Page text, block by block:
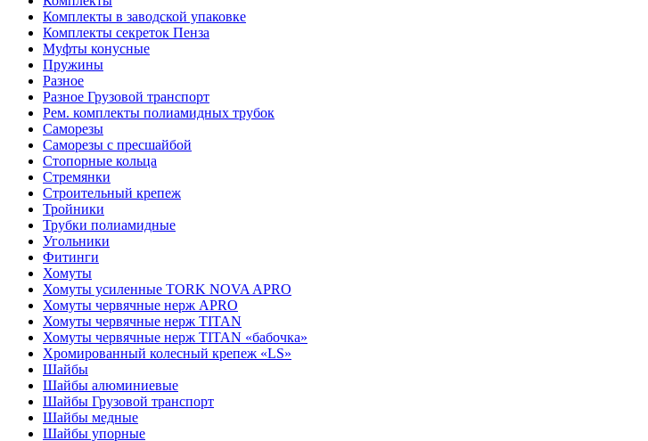
Комплекты в заводской упаковке
Комплекты секреток Пенза
Муфты конусные
Пружины
Разное
Разное Грузовой транспорт
Рем. комплекты полиамидных трубок
Саморезы
Саморезы с пресшайбой
Стопорные кольца
Стремянки
Строительный крепеж
Тройники
Трубки полиамидные
Угольники
Фитинги
Хомуты
Хомуты усиленные TORK NOVA APRO
Хомуты червячные нерж APRO
Хомуты червячные нерж TITAN
Хомуты червячные нерж TITAN «бабочка»
Хромированный колесный крепеж «LS»
Шайбы
Шайбы алюминиевые
Шайбы Грузовой транспорт
Шайбы медные
Шайбы упорные